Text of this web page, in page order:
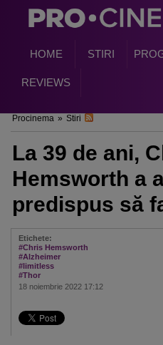
HOME STIRI
REVIEWS
Procinema » Stiri
La 39 de ani,
Hemsworth a
predispus să
Etichete:
#Chris Hemsworth
#Alzheimer
#limitless
#Thor
18 noiembrie 2022 17:12